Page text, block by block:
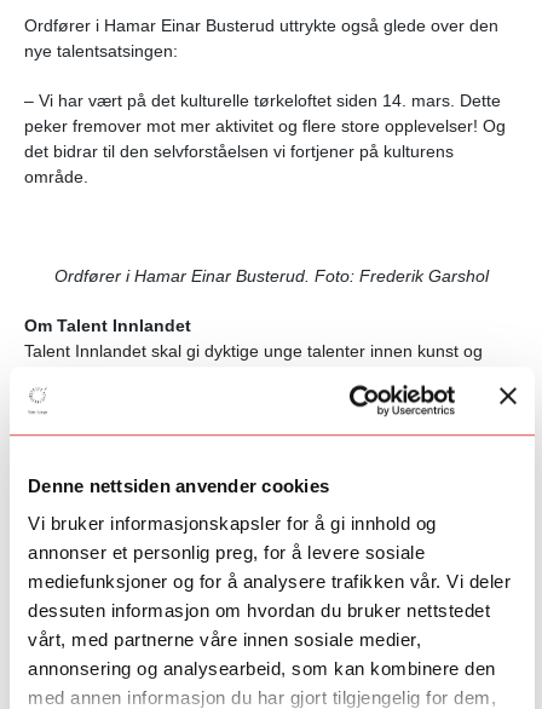
Denne nettsiden anvender cookies
Vi bruker informasjonskapsler for å gi innhold og
annonser et personlig preg, for å levere sosiale
mediefunksjoner og for å analysere trafikken vår. Vi deler
dessuten informasjon om hvordan du bruker nettstedet
vårt, med partnerne våre innen sosiale medier,
annonsering og analysearbeid, som kan kombinere den
med annen informasjon du har gjort tilgjengelig for dem,
Ordfører i Hamar Einar Busterud uttrykte også glede over den
nye talentsatsingen:
– Vi har vært på det kulturelle tørkeloftet siden 14. mars. Dette
peker fremover mot mer aktivitet og flere store opplevelser! Og
det bidrar til den selvforståelsen vi fortjener på kulturens
område.
Ordfører i Hamar Einar Busterud. Foto: Frederik Garshol
Om Talent Innlandet
Talent Innlandet skal gi dyktige unge talenter innen kunst og
ved bruk av fremragende regionale aktører og Talent Norge sitt
Talenter i Filmtalent Innlandet:
Lilian Løvseth (Ørland), Johan
Oddmund Rabben (Valdres). Programmet er i regi av Fabelaktiv,
Norges eldste og største frittstående produksjonsselskap som
har produsert et stort mangfold av engasjerende historier i over
30 år.
Talenter i GameLab Hamar:
Benjamin Bergseth (Ulsteinvik),
Sigurd Zahl Stapnes (Vadsø), Vebjørn Netland (Bjørnafjorden)